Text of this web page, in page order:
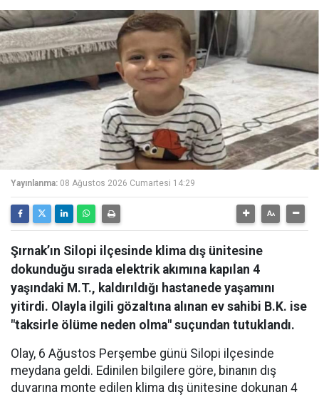
Yayınlanma: 08 Ağustos 2026 Cumartesi 14:29
Şırnak’ın Silopi ilçesinde klima dış ünitesine
dokunduğu sırada elektrik akımına kapılan 4
yaşındaki M.T., kaldırıldığı hastanede yaşamını
yitirdi. Olayla ilgili gözaltına alınan ev sahibi B.K. ise
"taksirle ölüme neden olma" suçundan tutuklandı.
Olay, 6 Ağustos Perşembe günü Silopi ilçesinde
meydana geldi. Edinilen bilgilere göre, binanın dış
duvarına monte edilen klima dış ünitesine dokunan 4